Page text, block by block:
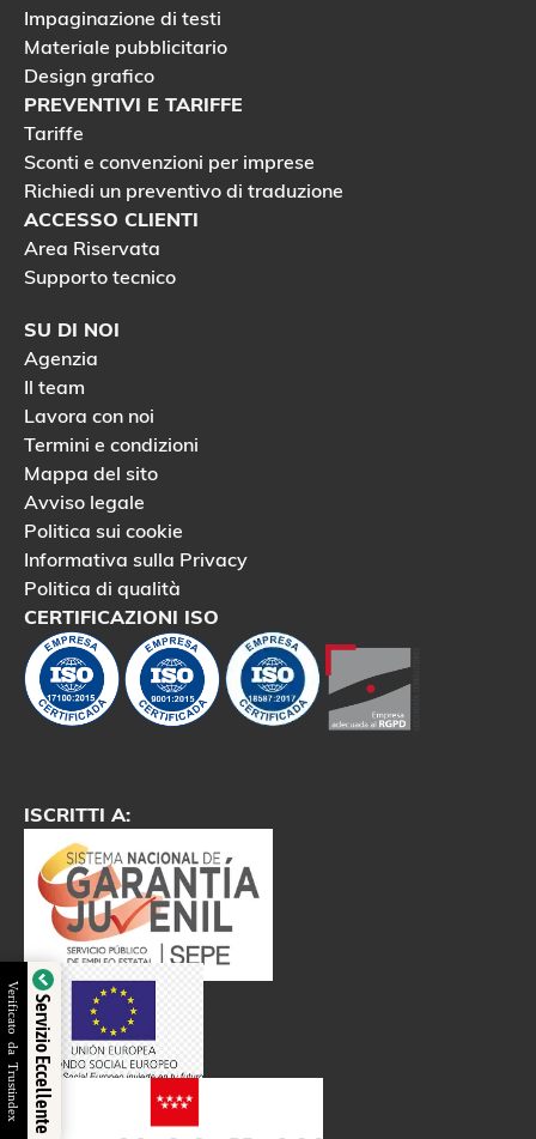
Impaginazione di testi
Materiale pubblicitario
Design grafico
PREVENTIVI E TARIFFE
Tariffe
Sconti e convenzioni per imprese
Richiedi un preventivo di traduzione
ACCESSO CLIENTI
Area Riservata
Supporto tecnico
SU DI NOI
Agenzia
Il team
Lavora con noi
Termini e condizioni
Mappa del sito
Avviso legale
Politica sui cookie
Informativa sulla Privacy
Politica di qualità
CERTIFICAZIONI ISO
ISCRITTI A:
Servizio Eccellente
Verificato da Trustindex